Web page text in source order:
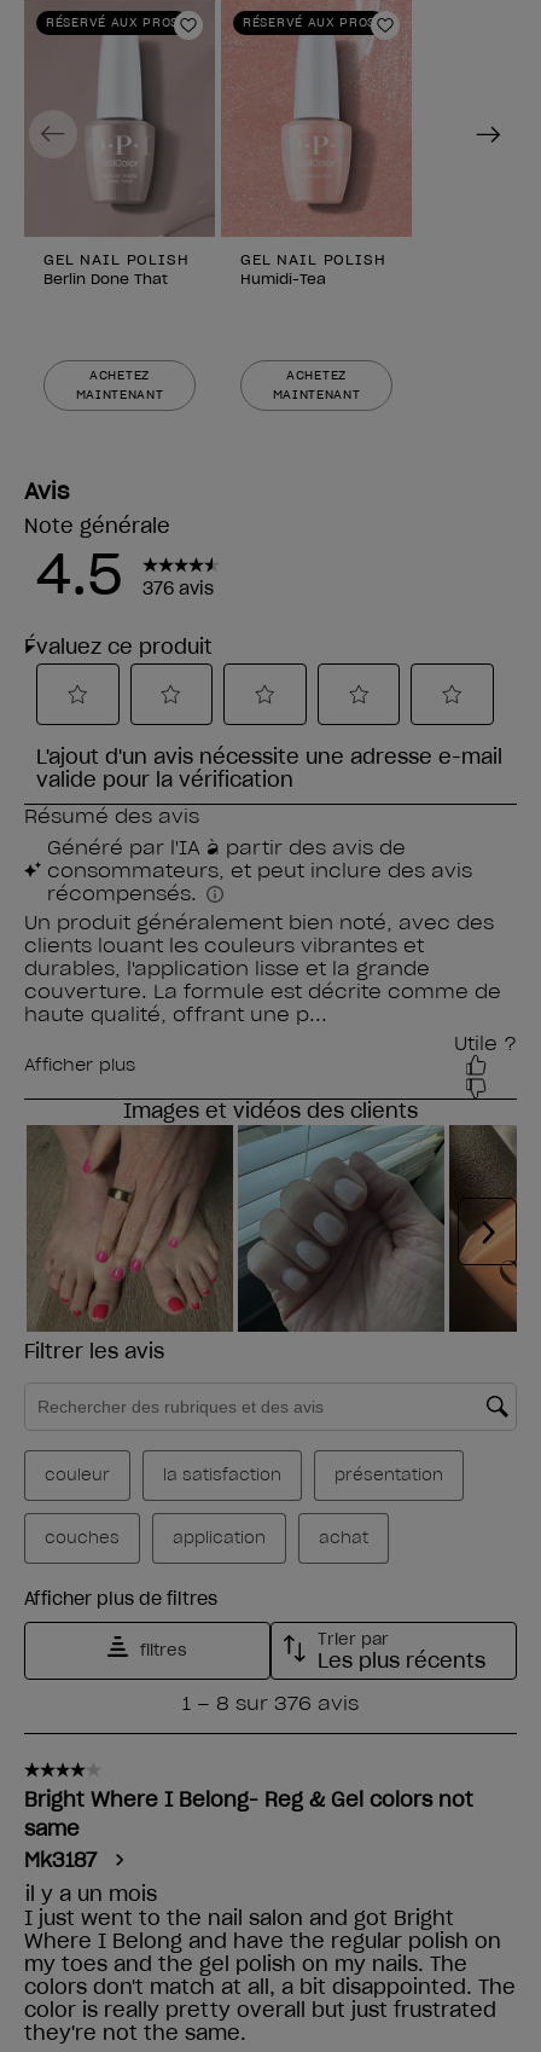
RÉSERVÉ AUX PROS
Ajouter aux favoris
GEL NAIL POLISH
Berlin Done That
ACHETEZ
MAINTENANT
RÉSERVÉ AUX PROS
Ajouter aux
GEL NAIL POLISH
Humidi-Tea
ACHETEZ
MAINTENANT
Previous Next